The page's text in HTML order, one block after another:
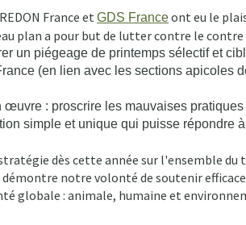
France et GDS Franceont eu le
plan a pour but de lutter contre le
un piégeage de printemps sélectif et
(en lien avec les sections apicoles
: proscrire les mauvaises
simple et unique qui puisse répondre
dès cette année sur l'ensemble
démontre notre volonté de soutenir
globale : animale, humaine et